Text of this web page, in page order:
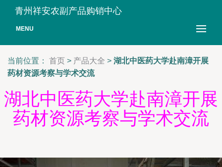
青州祥安农副产品购销中心
MENU
当前位置： 首页 > 产品大全 > 湖北中医药大学赴南漳开展
药材资源考察与学术交流
湖北中医药大学赴南漳开展
药材资源考察与学术交流